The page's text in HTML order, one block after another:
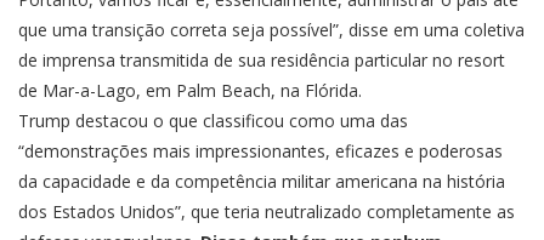
que uma transição correta seja possível”, disse em uma coletiva
de imprensa transmitida de sua residência particular no resort
de Mar-a-Lago, em Palm Beach, na Flórida.
Trump destacou o que classificou como uma das
“demonstrações mais impressionantes, eficazes e poderosas
da capacidade e da competência militar americana na história
dos Estados Unidos”, que teria neutralizado completamente as